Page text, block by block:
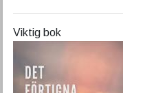
Viktig bok